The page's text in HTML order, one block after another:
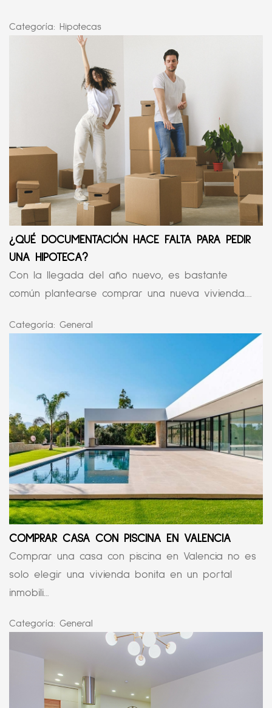
Categoría: Hipotecas
¿QUÉ DOCUMENTACIÓN HACE FALTA PARA PEDIR
UNA HIPOTECA?
Con la llegada del año nuevo, es bastante
común plantearse comprar una nueva vivienda....
Categoría: General
COMPRAR CASA CON PISCINA EN VALENCIA
Comprar una casa con piscina en Valencia no es
solo elegir una vivienda bonita en un portal
inmobili...
Categoría: General